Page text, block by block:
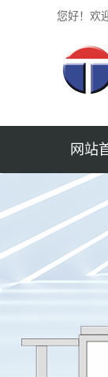
您好！欢
网站